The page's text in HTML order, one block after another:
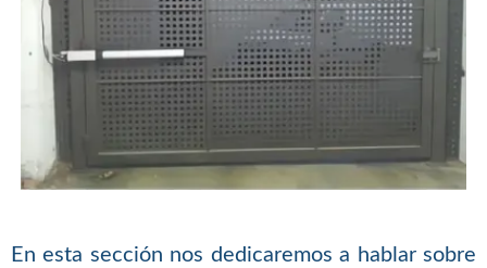
En esta sección nos dedicaremos a hablar sobre